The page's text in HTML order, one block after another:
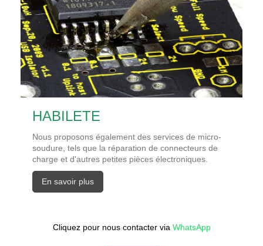
HABILETE
Nous proposons également des services de micro-
soudure, tels que la réparation de connecteurs de
charge et d'autres petites pièces électroniques.
En savoir plus
Cliquez pour nous contacter via WhatsApp